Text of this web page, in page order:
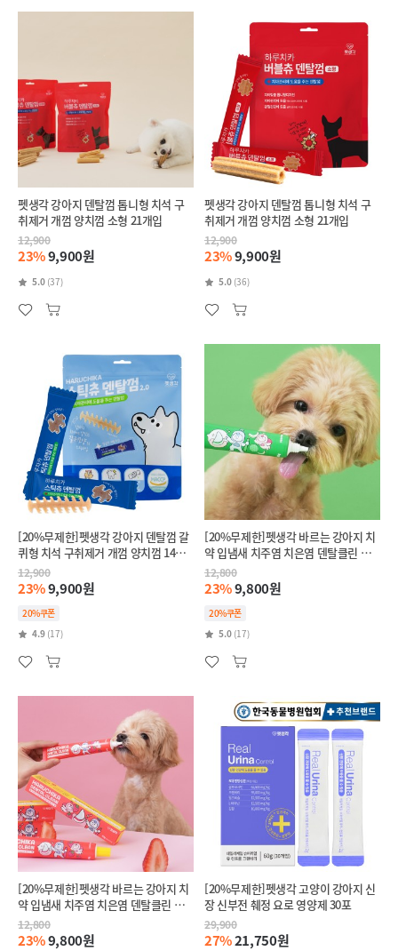
펫생각 강아지 덴탈껌 톱니형 치석 구
취제거 개껌 양치껌 소형 21개입
12,900
23%9,900원
5.0 (37)
펫생각 강아지 덴탈껌 톱니형 치석 구
취제거 개껌 양치껌 소형 21개입
12,900
23%9,900원
5.0 (36)
[20%무제한]펫생각 강아지 덴탈껌 갈
퀴형 치석 구취제거 개껌 양치껌 14개
입
12,900
23%9,900원
20%쿠폰
4.9 (17)
[20%무제한]펫생각 바르는 강아지 치
약 입냄새 치주염 치은염 덴탈클린 메
론향 60g
12,800
23%9,800원
20%쿠폰
5.0 (17)
[20%무제한]펫생각 바르는 강아지 치
약 입냄새 치주염 치은염 덴탈클린 딸
기향 60g
12,800
23%9,800원
[20%무제한]펫생각 고양이 강아지 신
장 신부전 췌정 요로 영양제 30포
29,900
27%21,750원